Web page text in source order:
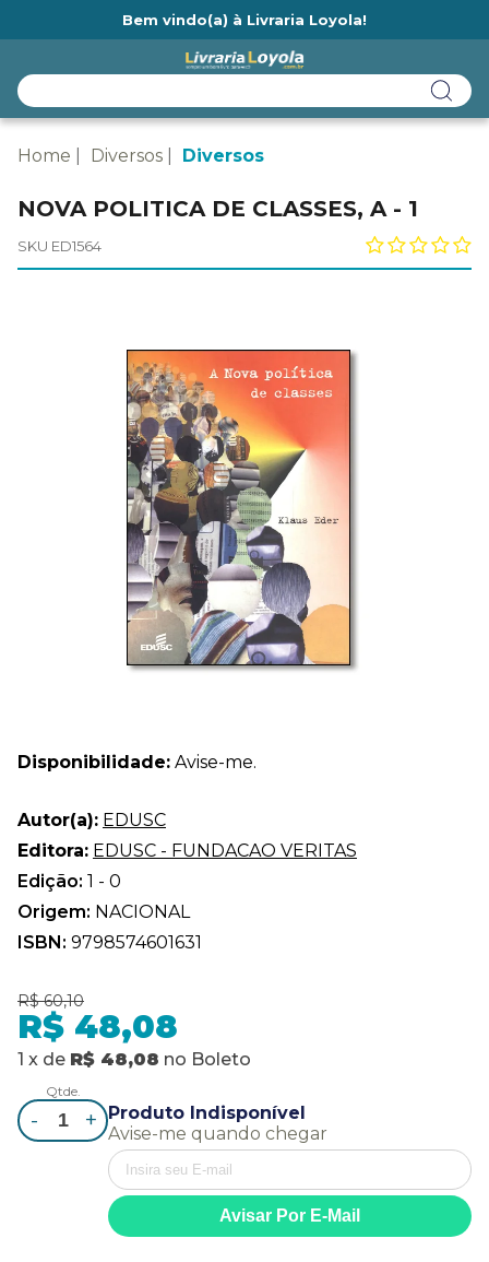
Bem vindo(a) à Livraria Loyola!
Home Diversos Diversos
NOVA POLITICA DE CLASSES, A - 1
SKU ED1564
Disponibilidade: Avise-me.
Autor(a): EDUSC
Editora: EDUSC - FUNDACAO VERITAS
Edição: 1 - 0
Origem: NACIONAL
ISBN: 9798574601631
R$ 60,10
R$ 48,08
1 x de R$ 48,08 no Boleto
Qtde.
- +
Produto Indisponível
Avise-me quando chegar